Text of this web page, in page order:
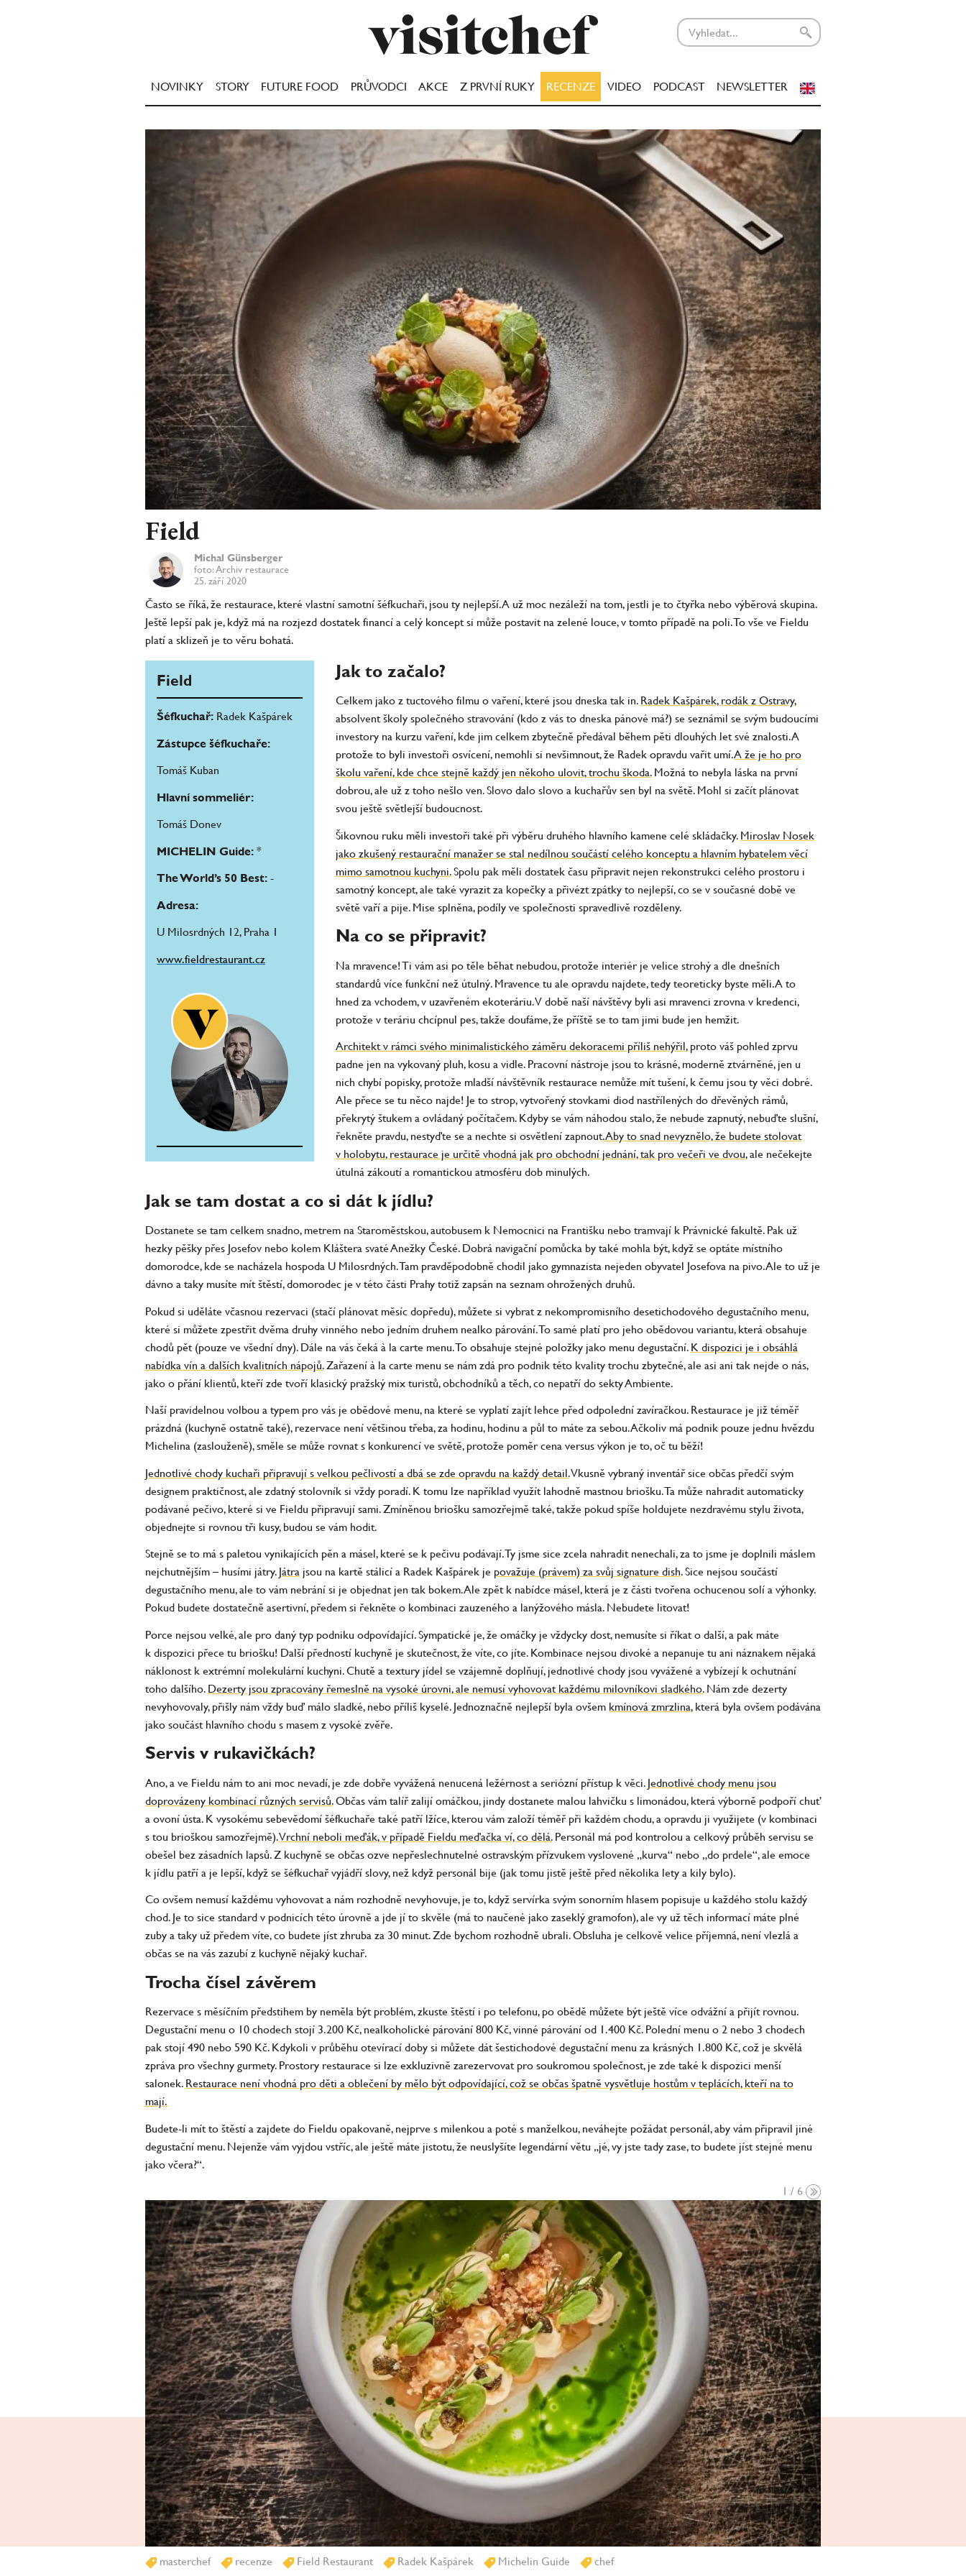
NOVINKY STORY FUTURE FOOD PRŮVODCI AKCE Z PRVNÍ RUKY RECENZE VIDEO PODCAST NEWSLETTER
Field
Michal Günsberger
foto: Archiv restaurace
25. září 2020
Často se říká, že restaurace, které vlastní samotní šéfkuchaři, jsou ty nejlepší. A už moc nezáleží na tom, jestli je to čtyřka nebo výběrová skupina.
Ještě lepší pak je, když má na rozjezd dostatek financí a celý koncept si může postavit na zelené louce, v tomto případě na poli. To vše ve Fieldu
platí a sklizeň je to věru bohatá.
Field
Šéfkuchař: Radek Kašpárek
Zástupce šéfkuchaře:
Tomáš Kuban
Hlavní sommeliér:
Tomáš Donev
MICHELIN Guide: *
The World’s 50 Best: -
Adresa:
U Milosrdných 12, Praha 1
www.fieldrestaurant.cz
Jak to začalo?
Celkem jako z tuctového filmu o vaření, které jsou dneska tak in. Radek Kašpárek, rodák z Ostravy,
absolvent školy společného stravování (kdo z vás to dneska pánové má?) se seznámil se svým budoucími
investory na kurzu vaření, kde jim celkem zbytečně předával během pěti dlouhých let své znalosti. A
protože to byli investoři osvícení, nemohli si nevšimnout, že Radek opravdu vařit umí.A že je ho pro
školu vaření, kde chce stejně každý jen někoho ulovit, trochu škoda.Možná to nebyla láska na první
dobrou, ale už z toho nešlo ven. Slovo dalo slovo a kuchařův sen byl na světě. Mohl si začít plánovat
svou ještě světlejší budoucnost.
Šikovnou ruku měli investoři také při výběru druhého hlavního kamene celé skládačky. Miroslav Nosek
jako zkušený restaurační manažer se stal nedílnou součástí celého konceptu a hlavním hybatelem věcí
mimo samotnou kuchyni.Spolu pak měli dostatek času připravit nejen rekonstrukci celého prostoru i
samotný koncept, ale také vyrazit za kopečky a přivézt zpátky to nejlepší, co se v současné době ve
světě vaří a pije. Mise splněna, podíly ve společnosti spravedlivě rozděleny.
Na co se připravit?
Na mravence! Ti vám asi po těle běhat nebudou, protože interiér je velice strohý a dle dnešních
standardů více funkční než útulný. Mravence tu ale opravdu najdete, tedy teoreticky byste měli. A to
hned za vchodem, v uzavřeném ekoteráriu. V době naší návštěvy byli asi mravenci zrovna v kredenci,
protože v teráriu chcípnul pes, takže doufáme, že příště se to tam jimi bude jen hemžit.
Architekt v rámci svého minimalistického záměru dekoracemi příliš nehýřil, proto váš pohled zprvu
padne jen na vykovaný pluh, kosu a vidle. Pracovní nástroje jsou to krásné, moderně ztvárněné, jen u
nich chybí popisky, protože mladší návštěvník restaurace nemůže mít tušení, k čemu jsou ty věci dobré.
Ale přece se tu něco najde! Je to strop, vytvořený stovkami diod nastřílených do dřevěných rámů,
překrytý štukem a ovládaný počítačem. Kdyby se vám náhodou stalo, že nebude zapnutý, nebuďte slušní,
řekněte pravdu, nestyďte se a nechte si osvětlení zapnout.Aby to snad nevyznělo, že budete stolovat
v holobytu, restaurace je určitě vhodná jak pro obchodní jednání, tak pro večeři ve dvou, ale nečekejte
útulná zákoutí a romantickou atmosféru dob minulých.
Jak se tam dostat a co si dát k jídlu?
Dostanete se tam celkem snadno, metrem na Staroměstskou, autobusem k Nemocnici na Františku nebo tramvají k Právnické fakultě. Pak už
hezky pěšky přes Josefov nebo kolem Kláštera svaté Anežky České. Dobrá navigační pomůcka by také mohla být, když se optáte místního
domorodce, kde se nacházela hospoda U Milosrdných. Tam pravděpodobně chodil jako gymnazista nejeden obyvatel Josefova na pivo. Ale to už je
dávno a taky musíte mít štěstí, domorodec je v této části Prahy totiž zapsán na seznam ohrožených druhů.
Pokud si uděláte včasnou rezervaci (stačí plánovat měsíc dopředu), můžete si vybrat z nekompromisního desetichodového degustačního menu,
které si můžete zpestřit dvěma druhy vinného nebo jedním druhem nealko párování. To samé platí pro jeho obědovou variantu, která obsahuje
chodů pět (pouze ve všední dny). Dále na vás čeká à la carte menu. To obsahuje stejné položky jako menu degustační. K dispozici je i obsáhlá
nabídka vín a dalších kvalitních nápojů.Zařazení à la carte menu se nám zdá pro podnik této kvality trochu zbytečné, ale asi ani tak nejde o nás,
jako o přání klientů, kteří zde tvoří klasický pražský mix turistů, obchodníků a těch, co nepatří do sekty Ambiente.
Naší pravidelnou volbou a typem pro vás je obědové menu, na které se vyplatí zajít lehce před odpolední zavíračkou. Restaurace je již téměř
prázdná (kuchyně ostatně také), rezervace není většinou třeba, za hodinu, hodinu a půl to máte za sebou. Ačkoliv má podnik pouze jednu hvězdu
Michelina (zaslouženě), směle se může rovnat s konkurencí ve světě, protože poměr cena versus výkon je to, oč tu běží!
Jednotlivé chody kuchaři připravují s velkou pečlivostí a dbá se zde opravdu na každý detail.Vkusně vybraný inventář sice občas předčí svým
designem praktičnost, ale zdatný stolovník si vždy poradí. K tomu lze například využít lahodně mastnou briošku. Ta může nahradit automaticky
podávané pečivo, které si ve Fieldu připravují sami. Zmíněnou briošku samozřejmě také, takže pokud spíše holdujete nezdravému stylu života,
objednejte si rovnou tři kusy, budou se vám hodit.
Stejně se to má s paletou vynikajících pěn a másel, které se k pečivu podávají. Ty jsme sice zcela nahradit nenechali, za to jsme je doplnili máslem
nejchutnějším – husími játry. Játra jsou na kartě stálicí a Radek Kašpárek je považuje (právem) za svůj signature dish. Sice nejsou součástí
degustačního menu, ale to vám nebrání si je objednat jen tak bokem. Ale zpět k nabídce másel, která je z části tvořena ochucenou solí a výhonky.
Pokud budete dostatečně asertivní, předem si řekněte o kombinaci zauzeného a lanýžového másla. Nebudete litovat!
Porce nejsou velké, ale pro daný typ podniku odpovídající. Sympatické je, že omáčky je vždycky dost, nemusíte si říkat o další, a pak máte
k dispozici přece tu briošku! Další předností kuchyně je skutečnost, že víte, co jíte. Kombinace nejsou divoké a nepanuje tu ani náznakem nějaká
náklonost k extrémní molekulární kuchyni. Chutě a textury jídel se vzájemně doplňují, jednotlivé chody jsou vyvážené a vybízejí k ochutnání
toho dalšího. Dezerty jsou zpracovány řemeslně na vysoké úrovni, ale nemusí vyhovovat každému milovníkovi sladkého.Nám zde dezerty
nevyhovovaly, přišly nám vždy buď málo sladké, nebo příliš kyselé. Jednoznačně nejlepší byla ovšem kmínová zmrzlina, která byla ovšem podávána
jako součást hlavního chodu s masem z vysoké zvěře.
Servis v rukavičkách?
Ano, a ve Fieldu nám to ani moc nevadí, je zde dobře vyvážená nenucená ležérnost a seriózní přístup k věci. Jednotlivé chody menu jsou
doprovázeny kombinací různých servisů.Občas vám talíř zalijí omáčkou, jindy dostanete malou lahvičku s limonádou, která výborně podpoří chuť
a ovoní ústa. K vysokému sebevědomí šéfkuchaře také patří lžíce, kterou vám založí téměř při každém chodu, a opravdu ji využijete (v kombinaci
s tou brioškou samozřejmě).Vrchní neboli meďák, v případě Fieldu meďačka ví, co dělá.Personál má pod kontrolou a celkový průběh servisu se
obešel bez zásadních lapsů. Z kuchyně se občas ozve nepřeslechnutelné ostravským přízvukem vyslovené „kurva“ nebo „do prdele“, ale emoce
k jídlu patří a je lepší, když se šéfkuchař vyjádří slovy, než když personál bije (jak tomu jistě ještě před několika lety a kily bylo).
Co ovšem nemusí každému vyhovovat a nám rozhodně nevyhovuje, je to, když servírka svým sonorním hlasem popisuje u každého stolu každý
chod. Je to sice standard v podnicích této úrovně a jde jí to skvěle (má to naučené jako zaseklý gramofon), ale vy už těch informací máte plné
zuby a taky už předem víte, co budete jíst zhruba za 30 minut. Zde bychom rozhodně ubrali. Obsluha je celkově velice příjemná, není vlezlá a
občas se na vás zazubí z kuchyně nějaký kuchař.
Trocha čísel závěrem
Rezervace s měsíčním předstihem by neměla být problém, zkuste štěstí i po telefonu, po obědě můžete být ještě více odvážní a přijít rovnou.
Degustační menu o 10 chodech stojí 3.200 Kč, nealkoholické párování 800 Kč, vinné párování od 1.400 Kč. Polední menu o 2 nebo 3 chodech
pak stojí 490 nebo 590 Kč. Kdykoli v průběhu otevírací doby si můžete dát šestichodové degustační menu za krásných 1.800 Kč, což je skvělá
zpráva pro všechny gurmety. Prostory restaurace si lze exkluzivně zarezervovat pro soukromou společnost, je zde také k dispozici menší
salonek. Restaurace není vhodná pro děti a oblečení by mělo být odpovídající, což se občas špatně vysvětluje hostům v teplácích, kteří na to
mají.
Budete-li mít to štěstí a zajdete do Fieldu opakovaně, nejprve s milenkou a poté s manželkou, neváhejte požádat personál, aby vám připravil jiné
degustační menu. Nejenže vám vyjdou vstříc, ale ještě máte jistotu, že neuslyšíte legendární větu „jé, vy jste tady zase, to budete jíst stejné menu
jako včera?“.
1 / 6
masterchef recenze Field Restaurant Radek Kašpárek Michelin Guide chef